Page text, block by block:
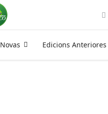
Novas Edicions Anteriores